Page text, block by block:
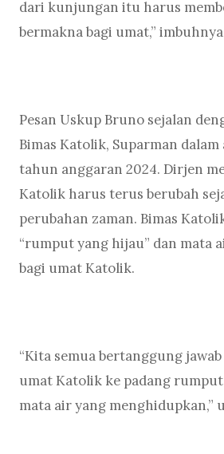
dari kunjungan itu harus
bermakna bagi umat,”
Pesan Uskup Bruno sejalan
Bimas Katolik, Suparman
tahun anggaran 2024. Dirjen
Katolik harus terus berubah
perubahan zaman. Bimas
“rumput yang hijau” dan mata
bagi umat Katolik.
“Kita semua bertanggung
umat Katolik ke padang
mata air yang menghidupkan,”